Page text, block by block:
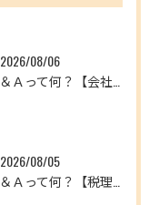
2026/08/06
2026/08/05